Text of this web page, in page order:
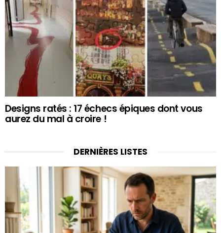
Designs ratés : 17 échecs épiques dont vous
aurez du mal à croire !
DERNIÈRES LISTES